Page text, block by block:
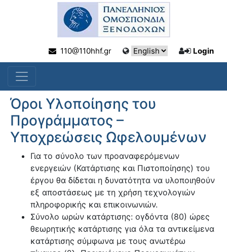
110@110hhf.gr Login
Όροι Υλοποίησης του
Προγράμματος –
Υποχρεώσεις Ωφελουμένων
Για το σύνολο των προαναφερόμενων
ενεργειών (Κατάρτισης και Πιστοποίησης) του
έργου θα δίδεται η δυνατότητα να υλοποιηθούν
εξ αποστάσεως με τη χρήση τεχνολογιών
πληροφορικής και επικοινωνιών.
Σύνολο ωρών κατάρτισης: ογδόντα (80) ώρες
θεωρητικής κατάρτισης για όλα τα αντικείμενα
κατάρτισης σύμφωνα με τους ανωτέρω